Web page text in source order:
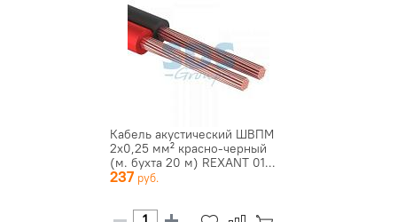
Кабель акустический ШВПМ
2х0,25 мм² красно-черный
(м. бухта 20 м) REXANT 01...
237